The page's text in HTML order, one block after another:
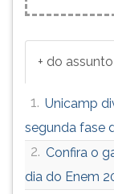
+ do assunto
1. Unicamp
segunda fase
2. Confira o
dia do Enem